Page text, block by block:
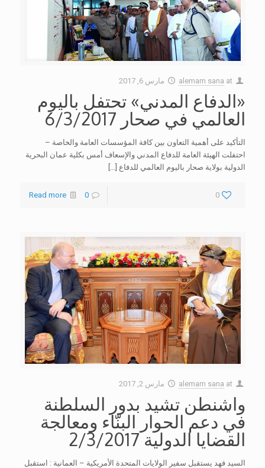
alemam sana at مارس 6, 2017
«الدفاع المدني» تحتفل باليوم
العالمي في صحار 6/3/2017
التأكيد على أهمية التعاون بين كافة المؤسسات العامة والخاصة –
احتفلت الهيئة العامة للدفاع المدني والإسعاف أمس بكلية عمان البحرية
الدولية بولاية صحار باليوم العالمي للدفاع […]
0
0
Read more
alemam sana at مارس 2, 2017
واشنطن تشيد بدور السلطنة
في دعم الحوار البنّاء ومعالجة
القضايا الدولية 2/3/2017
السيد فهد يستقبل سفير الولايات المتحدة الأمريكية – العمانية : استقبل